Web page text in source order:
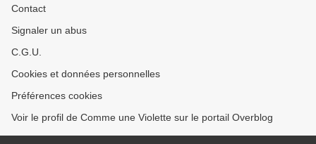
Contact
Signaler un abus
C.G.U.
Cookies et données personnelles
Préférences cookies
Voir le profil de Comme une Violette sur le portail Overblog